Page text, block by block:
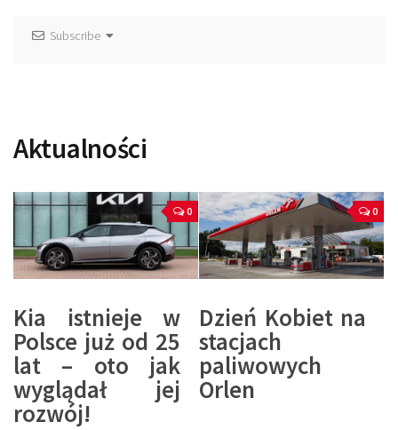
Subscribe
Aktualności
0
Kia istnieje w
Polsce już od 25
lat – oto jak
wyglądał jej
rozwój!
0
Dzień Kobiet na
stacjach
paliwowych
Orlen